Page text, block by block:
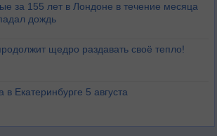
за 155 лет в Лондоне в течение месяца
дождь
щедро раздавать своё тепло!
в Екатеринбурге 5 августа